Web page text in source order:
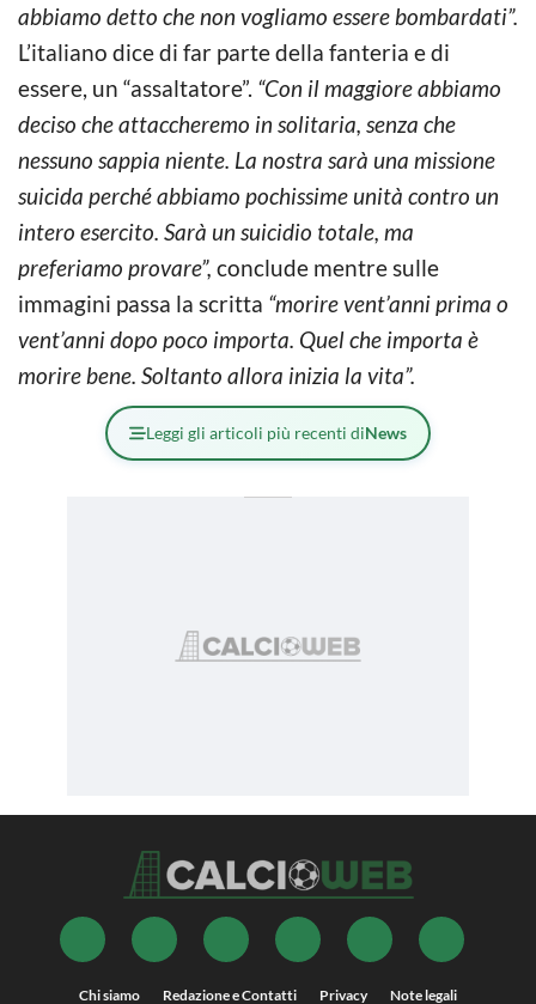
abbiamo detto che non vogliamo essere bombardati”.
L’italiano dice di far parte della fanteria e di
essere, un “assaltatore”. “Con il maggiore abbiamo
deciso che attaccheremo in solitaria, senza che
nessuno sappia niente. La nostra sarà una missione
suicida perché abbiamo pochissime unità contro un
intero esercito. Sarà un suicidio totale, ma
preferiamo provare”, conclude mentre sulle
immagini passa la scritta “morire vent’anni prima o
vent’anni dopo poco importa. Quel che importa è
morire bene. Soltanto allora inizia la vita”.
Leggi gli articoli più recenti diNews
Chi siamo Redazione e Contatti Privacy Note legali